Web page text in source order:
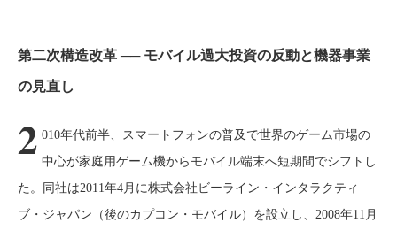
第二次構造改革 ── モバイル過大投資の反動と機器事業
の見直し
2 010年代前半、スマートフォンの普及で世界のゲーム市場の
中心が家庭用ゲーム機からモバイル端末へ短期間でシフトし
た。同社は2011年4月に株式会社ビーライン・インタラクティ
ブ・ジャパン（後のカプコン・モバイル）を設立し、2008年11月